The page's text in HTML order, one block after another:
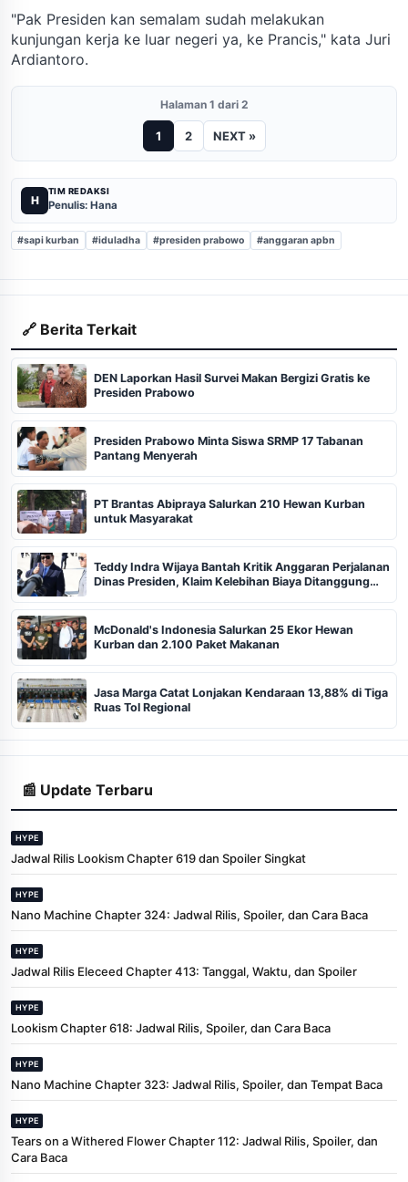
"Pak Presiden kan semalam sudah melakukan
kunjungan kerja ke luar negeri ya, ke Prancis," kata Juri
Ardiantoro.
Halaman 1 dari 2
1 2 NEXT »
H
TIM REDAKSI
Penulis: Hana
#sapi kurban #iduladha #presiden prabowo #anggaran apbn
🔗 Berita Terkait
DEN Laporkan Hasil Survei Makan Bergizi Gratis ke
Presiden Prabowo
Presiden Prabowo Minta Siswa SRMP 17 Tabanan
Pantang Menyerah
PT Brantas Abipraya Salurkan 210 Hewan Kurban
untuk Masyarakat
Teddy Indra Wijaya Bantah Kritik Anggaran Perjalanan
Dinas Presiden, Klaim Kelebihan Biaya Ditanggung
McDonald's Indonesia Salurkan 25 Ekor Hewan
Kurban dan 2.100 Paket Makanan
Jasa Marga Catat Lonjakan Kendaraan 13,88% di Tiga
Ruas Tol Regional
📰 Update Terbaru
HYPE
Jadwal Rilis Lookism Chapter 619 dan Spoiler Singkat
HYPE
Nano Machine Chapter 324: Jadwal Rilis, Spoiler, dan Cara Baca
HYPE
Jadwal Rilis Eleceed Chapter 413: Tanggal, Waktu, dan Spoiler
HYPE
Lookism Chapter 618: Jadwal Rilis, Spoiler, dan Cara Baca
HYPE
Nano Machine Chapter 323: Jadwal Rilis, Spoiler, dan Tempat Baca
HYPE
Tears on a Withered Flower Chapter 112: Jadwal Rilis, Spoiler, dan
Cara Baca